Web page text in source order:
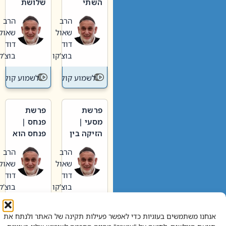
אנחנו משתמשים בעוגיות כדי לאפשר פעילות תקינה של האתר ולנתח את
וערב של
חיינו
הרב
שאול
דוד
בוצ'קו
לשמוע קול תורה – מדרש
האבות
הרב
שאול
דוד
בוצ'קו
לשמוע קול
פרשת
מסעי |
הזיקה בין
הגדול לעם הרב
שאול
דוד
בוצ'קו
לשמוע קול תורה – מדרש
פרשת
פנחס |
פנחס הוא
אליהו: בין
קנאות
הורסת
לקנאות
בונה
הרב
שאול
דוד
בוצ'קו
לשמוע קול